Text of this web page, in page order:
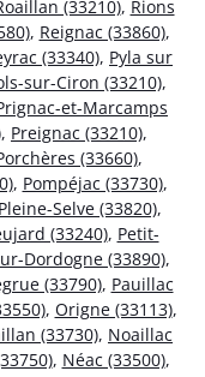
(33210), Rions
, Reignac (33860),
(33340), Pyla sur
sur-Ciron (33210),
et-Marcamps
, Preignac (33210),
(33660),
, Pompéjac (33730),
Pleine-Selve (33820),
(33240), Petit-
Dordogne (33890),
(33790), Pauillac
, Origne (33113),
(33730), Noaillac
, Néac (33500),